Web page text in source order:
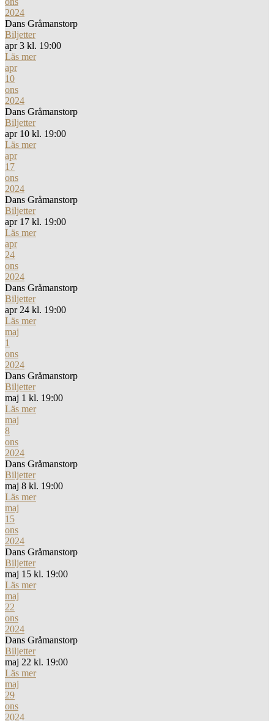
2024
Dans Gråmanstorp
Biljetter
apr 3 kl. 19:00
Läs mer
apr
10
ons
2024
Dans Gråmanstorp
Biljetter
apr 10 kl. 19:00
Läs mer
apr
17
ons
2024
Dans Gråmanstorp
Biljetter
apr 17 kl. 19:00
Läs mer
apr
24
ons
2024
Dans Gråmanstorp
Biljetter
apr 24 kl. 19:00
Läs mer
maj
1
ons
2024
Dans Gråmanstorp
Biljetter
maj 1 kl. 19:00
Läs mer
maj
8
ons
2024
Dans Gråmanstorp
Biljetter
maj 8 kl. 19:00
Läs mer
maj
15
ons
2024
Dans Gråmanstorp
Biljetter
maj 15 kl. 19:00
Läs mer
maj
22
ons
2024
Dans Gråmanstorp
Biljetter
maj 22 kl. 19:00
Läs mer
maj
29
ons
2024